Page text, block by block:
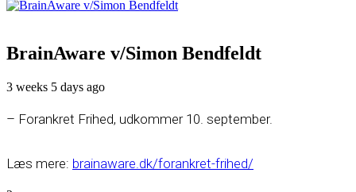
BrainAware v/Simon Bendfeldt
3 weeks 5 days ago
– Forankret Frihed, udkommer 10. september.
Læs mere: brainaware.dk/forankret-frihed/